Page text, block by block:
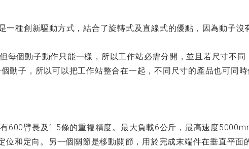
種創新驅動方式，結合了旋轉式及直線式的優點，因為動子沒
個動子動作只能一樣，所以工作站必需分開，並且若尺寸不同
動子，所以可以把工作站整合在一起，不同尺寸的產品也可同時
600臂長及1.5條的重複精度。最大負載6公斤，最高速度
和定向。另一個關節是移動關節，用於完成末端件在垂直平面